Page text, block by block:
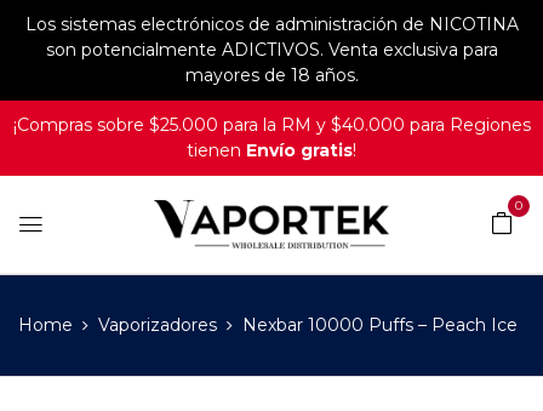
Los sistemas electrónicos de administración de NICOTINA
son potencialmente ADICTIVOS. Venta exclusiva para
mayores de 18 años.
¡Compras sobre $25.000 para la RM y $40.000 para Regiones
tienen Envío gratis!
0
Home Vaporizadores Nexbar 10000 Puffs – Peach Ice